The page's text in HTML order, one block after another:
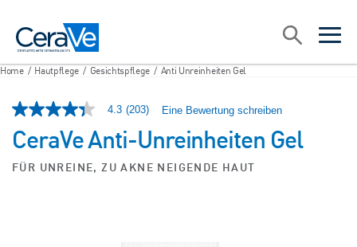
open
open
Suche
Home / Hautpflege / Gesichtspflege / Anti Unreinheiten Gel
4.3
von
5
Sternen,
durchschnittlicher
4.3 (203) Eine Bewertung schreiben
CeraVe Anti-Unreinheiten Gel
FÜR UNREINE, ZU AKNE NEIGENDE HAUT